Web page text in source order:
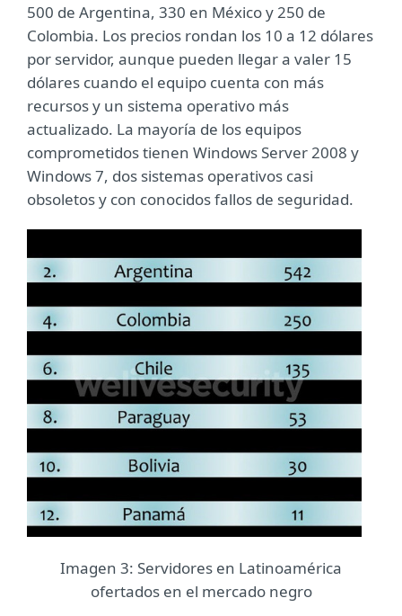
500 de Argentina, 330 en México y 250 de
Colombia. Los precios rondan los 10 a 12 dólares
por servidor, aunque pueden llegar a valer 15
dólares cuando el equipo cuenta con más
recursos y un sistema operativo más
actualizado. La mayoría de los equipos
comprometidos tienen Windows Server 2008 y
Windows 7, dos sistemas operativos casi
obsoletos y con conocidos fallos de seguridad.
Imagen 3: Servidores en Latinoamérica
ofertados en el mercado negro